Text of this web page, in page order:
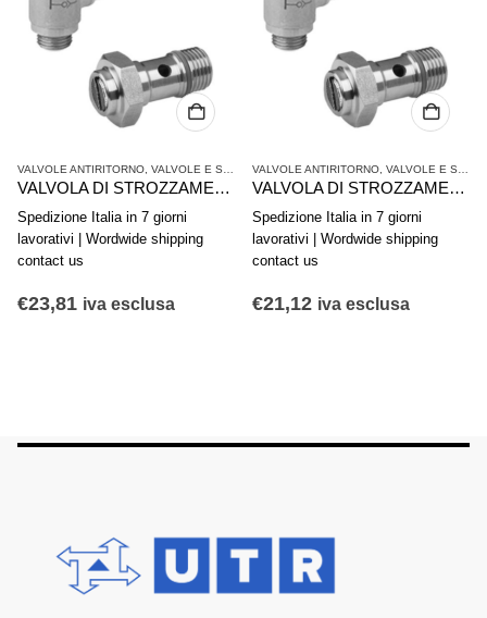
VALVOLE ANTIRITORNO VALVOLE E SISTEMI DI VALVOLE AVENTICS
VALVOLA DI STROZZAMENTO ANTIRITORNO AVENTICS SERIE CC02-AL 0821200202
Spedizione Italia in 7 giorni
lavorativi | Wordwide shipping
contact us
€23,81 iva esclusa
VALVOLE ANTIRITORNO VALVOLE E SISTEMI DI VALVOLE AVENTICS
VALVOLA DI STROZZAMENTO ANTIRITORNO AVENTICS SERIE CC02-AL 0821200118
Spedizione Italia in 7 giorni
lavorativi | Wordwide shipping
contact us
€21,12 iva esclusa